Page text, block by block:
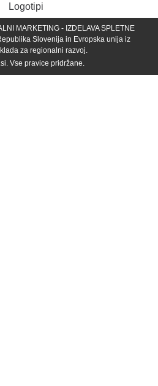
MARKETING - IZDELAVA SPLETNE
Slovenija in Evropska unija iz
za regionalni razvoj.
. Vse pravice pridržane.